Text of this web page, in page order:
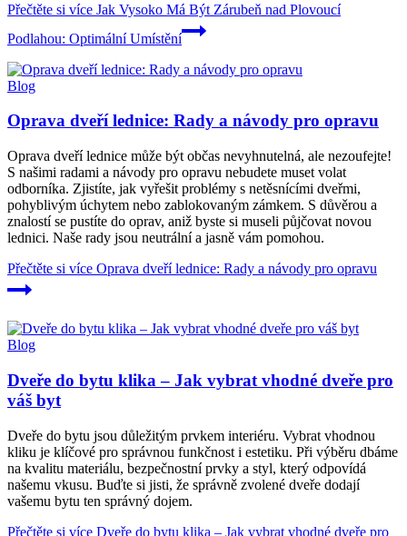
Přečtěte si více Jak Vysoko Má Být Zárubeň nad Plovoucí
Podlahou: Optimální Umístění
Blog
Oprava dveří lednice: Rady a návody pro opravu
Oprava dveří lednice může být občas nevyhnutelná, ale nezoufejte!
S našimi radami a návody pro opravu nebudete muset volat
odborníka. Zjistíte, jak vyřešit problémy s netěsnícími dveřmi,
pohyblivým úchytem nebo zablokovaným zámkem. S důvěrou a
znalostí se pustíte do oprav, aniž byste si museli půjčovat novou
lednici. Naše rady jsou neutrální a jasně vám pomohou.
Přečtěte si více Oprava dveří lednice: Rady a návody pro opravu
Blog
Dveře do bytu klika – Jak vybrat vhodné dveře pro
váš byt
Dveře do bytu jsou důležitým prvkem interiéru. Vybrat vhodnou
kliku je klíčové pro správnou funkčnost i estetiku. Při výběru dbáme
na kvalitu materiálu, bezpečnostní prvky a styl, který odpovídá
našemu vkusu. Buďte si jisti, že správně zvolené dveře dodají
vašemu bytu ten správný dojem.
Přečtěte si více Dveře do bytu klika – Jak vybrat vhodné dveře pro